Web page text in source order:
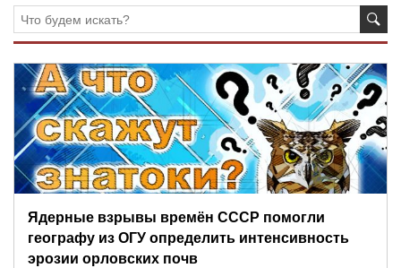
Ядерные взрывы времён СССР помогли
географу из ОГУ определить интенсивность
эрозии орловских почв